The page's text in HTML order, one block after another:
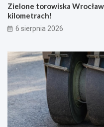
Zielone torowiska
kilometrach!
6 sierpnia 2026